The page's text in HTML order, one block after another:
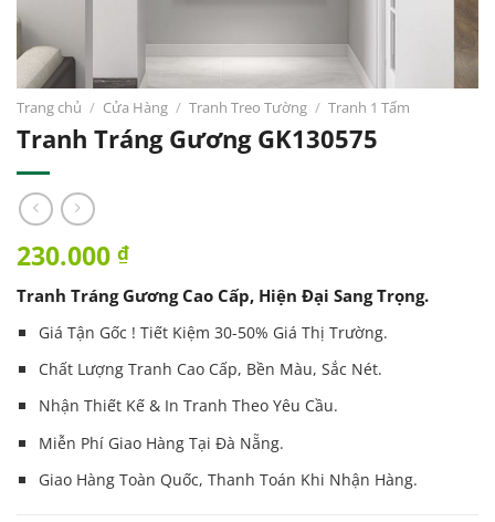
Trang chủ / Cửa Hàng / Tranh Treo Tường / Tranh 1 Tấm
Tranh Tráng Gương GK130575
230.000 ₫
Tranh Tráng Gương Cao Cấp, Hiện Đại Sang Trọng.
Giá Tận Gốc ! Tiết Kiệm 30-50% Giá Thị Trường.
Chất Lượng Tranh Cao Cấp, Bền Màu, Sắc Nét.
Nhận Thiết Kế & InTranh Theo Yêu Cầu.
Miễn Phí Giao Hàng Tại Đà Nẵng.
Giao Hàng Toàn Quốc, Thanh Toán Khi Nhận Hàng.